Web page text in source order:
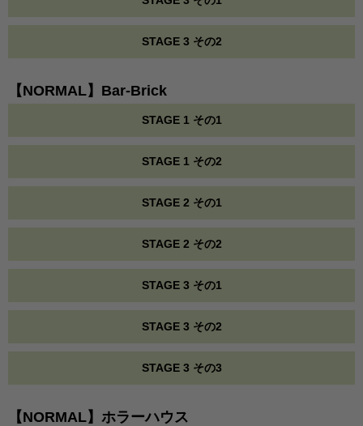
STAGE 3 その2
【NORMAL】Bar-Brick
STAGE 1 その1
STAGE 1 その2
STAGE 2 その1
STAGE 2 その2
STAGE 3 その1
STAGE 3 その2
STAGE 3 その3
【NORMAL】ホラーハウス